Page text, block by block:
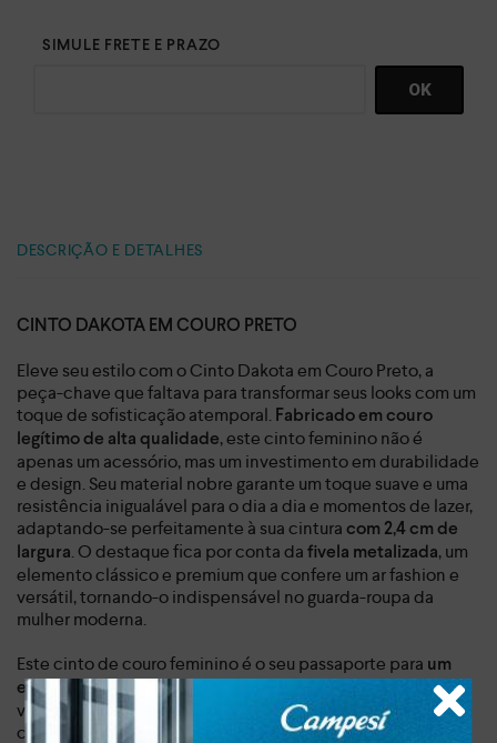
DESCRIÇÃO E DETALHES
CINTO DAKOTA EM COURO PRETO
Eleve seu estilo com o Cinto Dakota em Couro Preto, a
peça-chave que faltava para transformar seus looks com um
toque de sofisticação atemporal. Fabricado em couro
legítimo de alta qualidade, este cinto feminino não é
apenas um acessório, mas um investimento em durabilidade
e design. Seu material nobre garante um toque suave e uma
resistência inigualável para o dia a dia e momentos de lazer,
adaptando-se perfeitamente à sua cintura com 2,4 cm de
largura. O destaque fica por conta da fivela metalizada, um
elemento clássico e premium que confere um ar fashion e
versátil, tornando-o indispensável no guarda-roupa da
mulher moderna.
Este cinto de couro feminino é o seu passaporte para um
estilo de vida elegante e prático . Sinta o benefício da
versatilidade ao combiná-lo com vestidos, macacões ou
calças, criando uma silhueta mais definida e valorizando